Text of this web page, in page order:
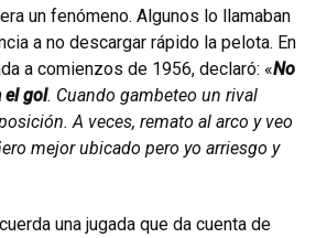
un fenómeno. Algunos lo llamaban
a no descargar rápido la pelota. En
a comienzos de 1956, declaró: «No
el gol. Cuando gambeteo un rival
A veces, remato al arco y veo
mejor ubicado pero yo arriesgo y
una jugada que da cuenta de